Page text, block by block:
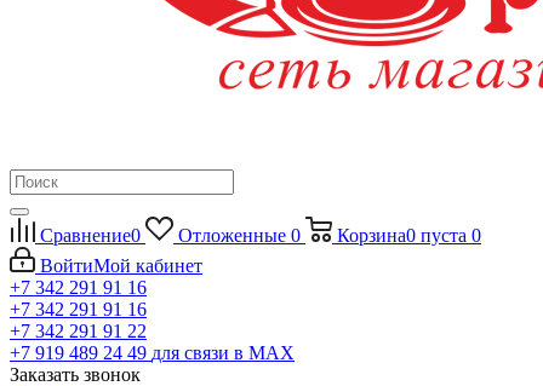
Сравнение0 Отложенные 0 Корзина0 пуста 0
ВойтиМой кабинет
+7 342 291 91 16
+7 342 291 91 16
+7 342 291 91 22
+7 919 489 24 49 для связи в МАХ
Заказать звонок